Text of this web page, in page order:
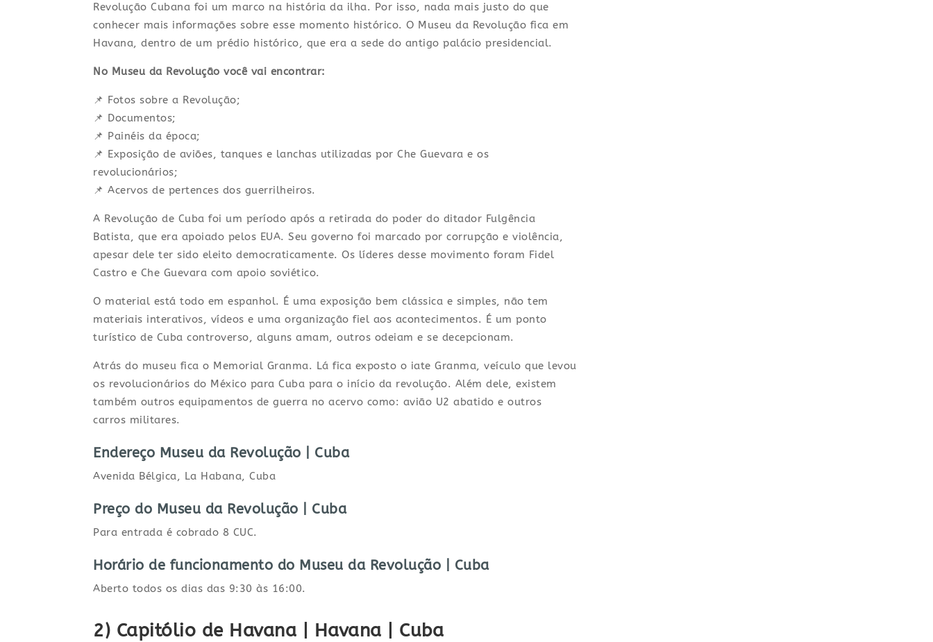
Revolução Cubana foi um marco na história da ilha. Por isso, nada mais justo do que
conhecer mais informações sobre esse momento histórico. O Museu da Revolução fica em
Havana, dentro de um prédio histórico, que era a sede do antigo palácio presidencial.
No Museu da Revolução você vai encontrar:
📌 Fotos sobre a Revolução;
📌 Documentos;
📌 Painéis da época;
📌 Exposição de aviões, tanques e lanchas utilizadas por Che Guevara e os
revolucionários;
📌 Acervos de pertences dos guerrilheiros.
A Revolução de Cuba foi um período após a retirada do poder do ditador Fulgência
Batista, que era apoiado pelos EUA. Seu governo foi marcado por corrupção e violência,
apesar dele ter sido eleito democraticamente. Os líderes desse movimento foram Fidel
Castro e Che Guevara com apoio soviético.
O material está todo em espanhol. É uma exposição bem clássica e simples, não tem
materiais interativos, vídeos e uma organização fiel aos acontecimentos. É um ponto
turístico de Cuba controverso, alguns amam, outros odeiam e se decepcionam.
Atrás do museu fica o Memorial Granma. Lá fica exposto o iate Granma, veículo que levou
os revolucionários do México para Cuba para o início da revolução. Além dele, existem
também outros equipamentos de guerra no acervo como: avião U2 abatido e outros
carros militares.
Endereço Museu da Revolução | Cuba
Avenida Bélgica, La Habana, Cuba
Preço do Museu da Revolução | Cuba
Para entrada é cobrado 8 CUC.
Horário de funcionamento do Museu da Revolução | Cuba
Aberto todos os dias das 9:30 às 16:00.
2) Capitólio de Havana | Havana | Cuba